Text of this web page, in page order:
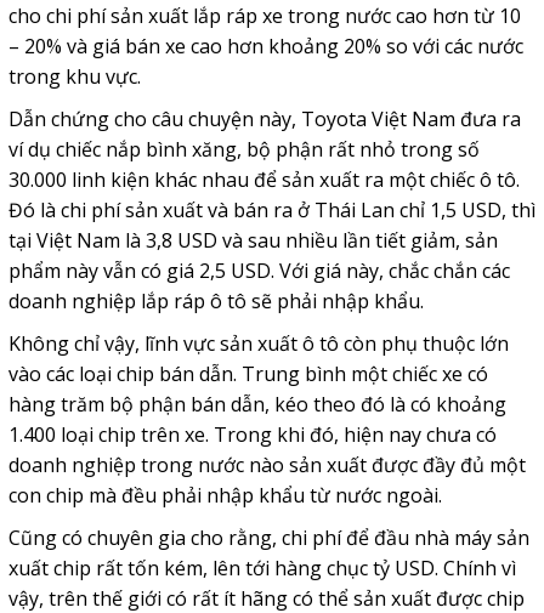
cho chi phí sản xuất lắp ráp xe trong nước cao hơn từ 10
– 20% và giá bán xe cao hơn khoảng 20% so với các nước
trong khu vực.
Dẫn chứng cho câu chuyện này, Toyota Việt Nam đưa ra
ví dụ chiếc nắp bình xăng, bộ phận rất nhỏ trong số
30.000 linh kiện khác nhau để sản xuất ra một chiếc ô tô.
Đó là chi phí sản xuất và bán ra ở Thái Lan chỉ 1,5 USD, thì
tại Việt Nam là 3,8 USD và sau nhiều lần tiết giảm, sản
phẩm này vẫn có giá 2,5 USD. Với giá này, chắc chắn các
doanh nghiệp lắp ráp ô tô sẽ phải nhập khẩu.
Không chỉ vậy, lĩnh vực sản xuất ô tô còn phụ thuộc lớn
vào các loại chip bán dẫn. Trung bình một chiếc xe có
hàng trăm bộ phận bán dẫn, kéo theo đó là có khoảng
1.400 loại chip trên xe. Trong khi đó, hiện nay chưa có
doanh nghiệp trong nước nào sản xuất được đầy đủ một
con chip mà đều phải nhập khẩu từ nước ngoài.
Cũng có chuyên gia cho rằng, chi phí để đầu nhà máy sản
xuất chip rất tốn kém, lên tới hàng chục tỷ USD. Chính vì
vậy, trên thế giới có rất ít hãng có thể sản xuất được chip